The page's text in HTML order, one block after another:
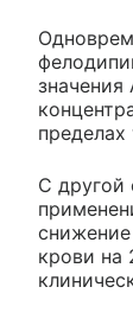
значения
пределах
С другой
крови на